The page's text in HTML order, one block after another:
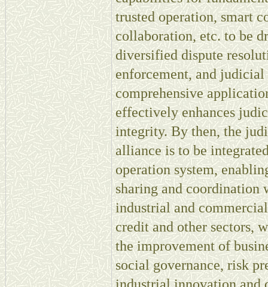
trusted operation, smart
collaboration, etc. to be
diversified dispute
enforcement, and
comprehensive
effectively enhances
integrity. By then, the
alliance is to be
operation system,
sharing and
industrial and
credit and other sectors,
the improvement of
social governance, risk